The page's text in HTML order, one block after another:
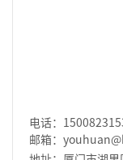
电话：
邮箱：